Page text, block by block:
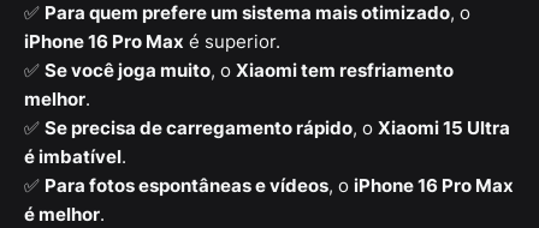
✅ Para quem prefere um sistema mais otimizado, o
iPhone 16 Pro Max é superior.
✅ Se você joga muito, o Xiaomi tem resfriamento
melhor.
✅ Se precisa de carregamento rápido, o Xiaomi 15 Ultra
é imbatível.
✅ Para fotos espontâneas e vídeos, o iPhone 16 Pro Max
é melhor.